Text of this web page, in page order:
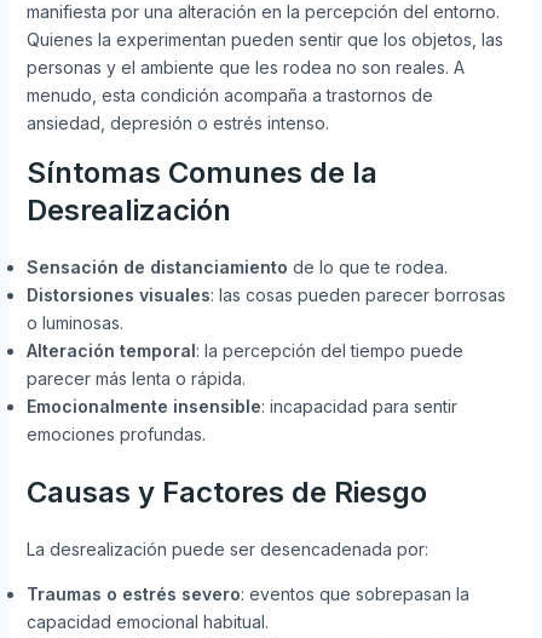
manifiesta por una alteración en la percepción del entorno.
Quienes la experimentan pueden sentir que los objetos, las
personas y el ambiente que les rodea no son reales. A
menudo, esta condición acompaña a trastornos de
ansiedad, depresión o estrés intenso.
Síntomas Comunes de la
Desrealización
Sensación de distanciamiento de lo que te rodea.
Distorsiones visuales: las cosas pueden parecer borrosas
o luminosas.
Alteración temporal: la percepción del tiempo puede
parecer más lenta o rápida.
Emocionalmente insensible: incapacidad para sentir
emociones profundas.
Causas y Factores de Riesgo
La desrealización puede ser desencadenada por:
Traumas o estrés severo: eventos que sobrepasan la
capacidad emocional habitual.